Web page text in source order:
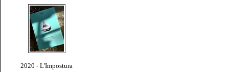
2020 - L'Impostura